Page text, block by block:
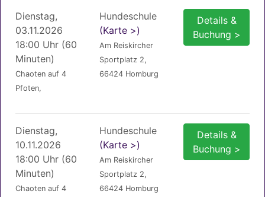
Dienstag,
03.11.2026
18:00 Uhr (60
Minuten)
Chaoten auf 4
Pfoten,
Hundeschule
(Karte >)
Am Reiskircher
Sportplatz 2,
66424 Homburg
Details &
Buchung >
Dienstag,
10.11.2026
18:00 Uhr (60
Minuten)
Chaoten auf 4
Hundeschule
(Karte >)
Am Reiskircher
Sportplatz 2,
66424 Homburg
Details &
Buchung >